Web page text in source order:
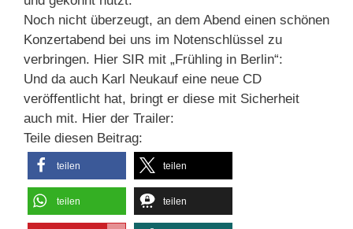
Noch nicht überzeugt, an dem Abend einen schönen
Konzertabend bei uns im Notenschlüssel zu
verbringen. Hier SIR mit „Frühling in Berlin“:
Und da auch Karl Neukauf eine neue CD
veröffentlicht hat, bringt er diese mit Sicherheit
auch mit. Hier der Trailer:
Teile diesen Beitrag:
teilen teilen
teilen teilen